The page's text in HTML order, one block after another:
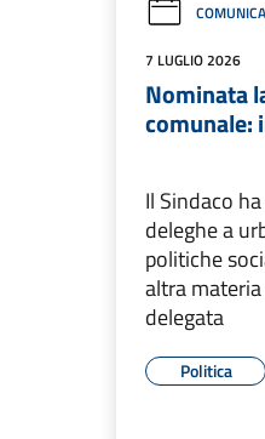
7 LUGLIO 2026
Nominata
comunale:
Il Sindaco
deleghe a
politiche
altra
delegata
Politica